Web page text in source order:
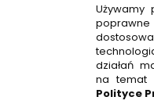
Używamy
poprawne
działań
na temat
Polityce